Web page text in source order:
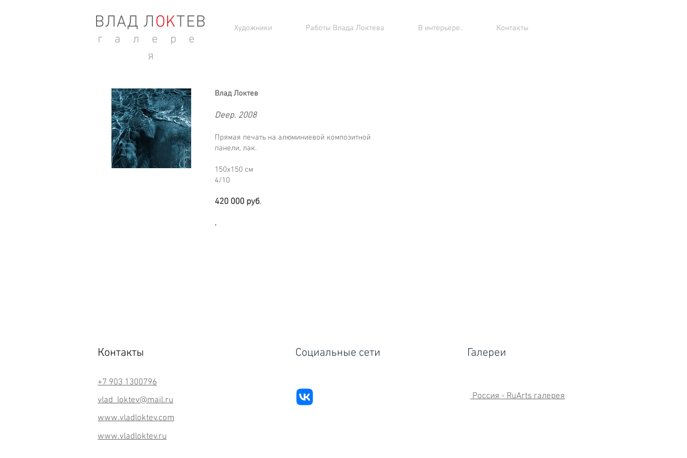
ВЛАД ЛОKТЕВ
г а л е р е
я
Художники Работы Влада Локтева В интерьере.. Контакты
Влад Локтев
Deep. 2008
Прямая печать на алюминиевой композитной
панели, лак.
150х150 см
4/10
420 000 руб.
.
Контакты Социальные сети Галереи
+7 903 1300796
vlad_loktev@mail.ru
Россия - RuArts галерея
www.vladloktev.com
www.vladloktev.ru